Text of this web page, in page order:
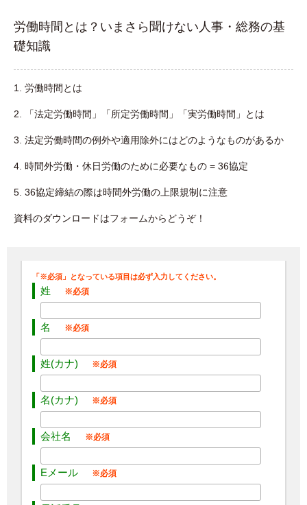
労働時間とは？いまさら聞けない人事・総務の基
礎知識
1. 労働時間とは
2. 「法定労働時間」「所定労働時間」「実労働時間」とは
3. 法定労働時間の例外や適用除外にはどのようなものがあるか
4. 時間外労働・休日労働のために必要なもの = 36協定
5. 36協定締結の際は時間外労働の上限規制に注意
資料のダウンロードはフォームからどうぞ！
姓
名
姓(カナ)
名(カナ)
会社名
Eメール